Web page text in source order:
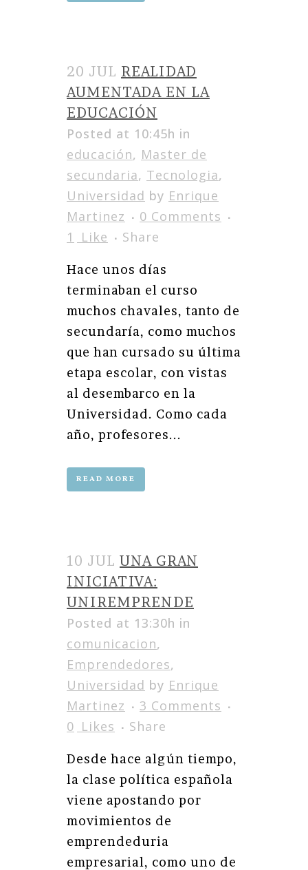
20 JUL REALIDAD
AUMENTADA EN LA
EDUCACIÓN
Posted at 10:45h in
educación, Master de
secundaria, Tecnologia,
Universidad by Enrique
Martinez
0 Comments
1
Like Share
Hace unos días
terminaban el curso
muchos chavales, tanto de
secundaría, como muchos
que han cursado su última
etapa escolar, con vistas
al desembarco en la
Universidad. Como cada
año, profesores...
READ MORE
10 JUL UNA GRAN
INICIATIVA:
UNIREMPRENDE
Posted at 13:30h in
comunicacion,
Emprendedores,
Universidad by Enrique
Martinez
3 Comments
0 Likes Share
Desde hace algún tiempo,
la clase política española
viene apostando por
movimientos de
emprendeduria
empresarial, como uno de